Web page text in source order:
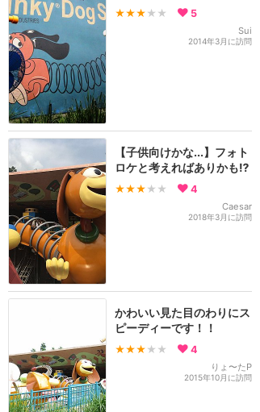
★★★ ★★ 5
Sui
2014年3月に訪問
【子供向けかな...】フォト
ロケと考えればありかも⁉️
★★★ ★★ 4
Caesar
2018年3月に訪問
かわいい見た目のわりにス
ピーディーです！！
★★★ ★★ 4
りょ〜たP
2015年10月に訪問